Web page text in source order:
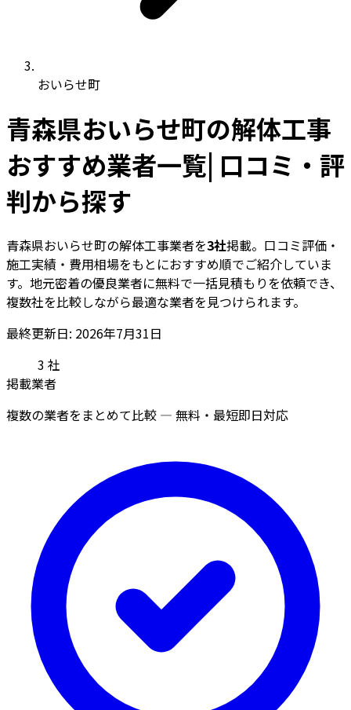
おいらせ町
青森県おいらせ町の解体工事
おすすめ業者一覧| 口コミ・評
判から探す
青森県おいらせ町の解体工事業者を3社掲載。口コミ評価・
施工実績・費用相場をもとにおすすめ順でご紹介していま
す。地元密着の優良業者に無料で一括見積もりを依頼でき、
複数社を比較しながら最適な業者を見つけられます。
最終更新日: 2026年7月31日
3 社
掲載業者
複数の業者をまとめて比較 — 無料・最短即日対応